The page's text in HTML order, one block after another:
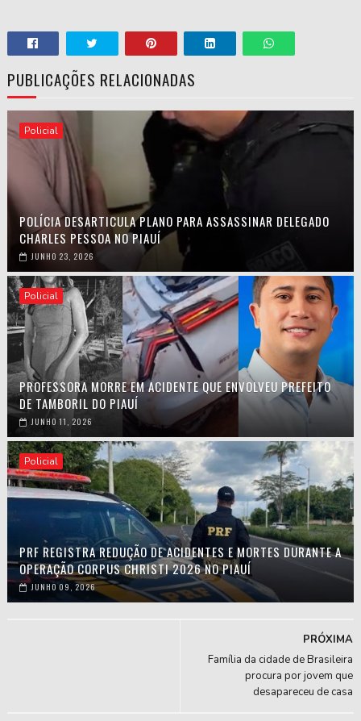
PUBLICAÇÕES RELACIONADAS
Policial
POLÍCIA DESARTICULA PLANO PARA ASSASSINAR DELEGADO
CHARLES PESSOA NO PIAUÍ
JUNHO 23, 2026
Policial
PROFESSORA MORRE EM ACIDENTE QUE ENVOLVEU PREFEITO
DE TAMBORIL DO PIAUÍ
JUNHO 11, 2026
Policial
PRF REGISTRA REDUÇÃO DE ACIDENTES E MORTES DURANTE A
OPERAÇÃO CORPUS CHRISTI 2026 NO PIAUÍ
JUNHO 09, 2026
PRÓXIMA
Família da cidade de Brasileira
procura por jovem que
desapareceu de casa